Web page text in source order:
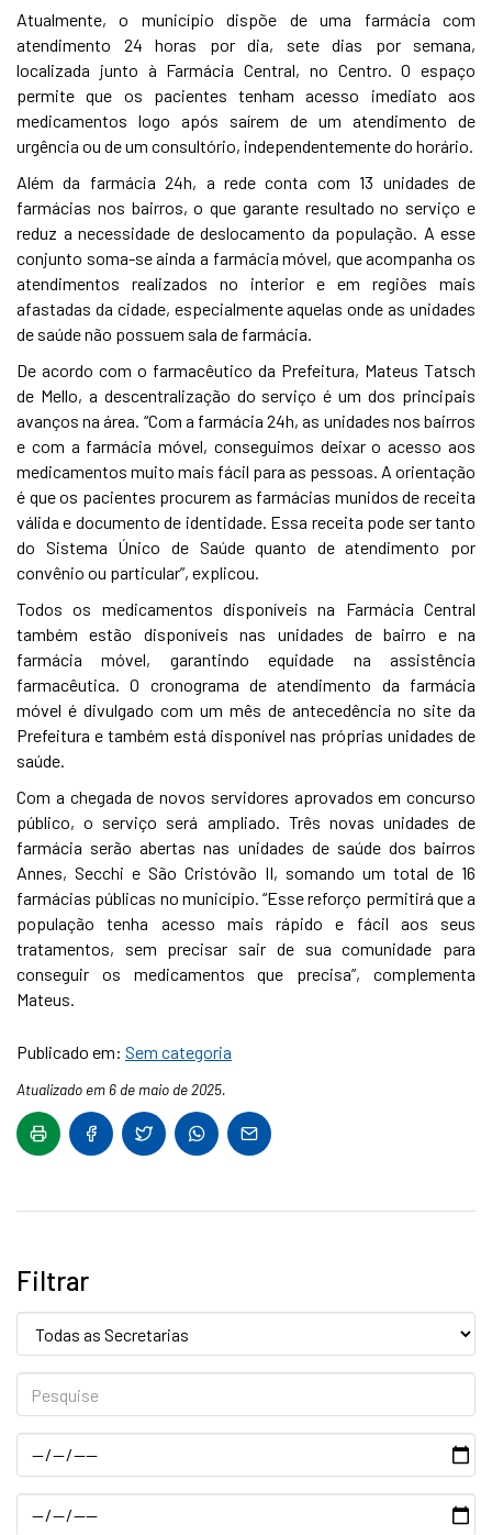
Atualmente, o município dispõe de uma farmácia com
atendimento 24 horas por dia, sete dias por semana,
localizada junto à Farmácia Central, no Centro. O espaço
permite que os pacientes tenham acesso imediato aos
medicamentos logo após saírem de um atendimento de
urgência ou de um consultório, independentemente do horário.
Além da farmácia 24h, a rede conta com 13 unidades de
farmácias nos bairros, o que garante resultado no serviço e
reduz a necessidade de deslocamento da população. A esse
conjunto soma-se ainda a farmácia móvel, que acompanha os
atendimentos realizados no interior e em regiões mais
afastadas da cidade, especialmente aquelas onde as unidades
de saúde não possuem sala de farmácia.
De acordo com o farmacêutico da Prefeitura, Mateus Tatsch
de Mello, a descentralização do serviço é um dos principais
avanços na área. “Com a farmácia 24h, as unidades nos bairros
e com a farmácia móvel, conseguimos deixar o acesso aos
medicamentos muito mais fácil para as pessoas. A orientação
é que os pacientes procurem as farmácias munidos de receita
válida e documento de identidade. Essa receita pode ser tanto
do Sistema Único de Saúde quanto de atendimento por
convênio ou particular”, explicou.
Todos os medicamentos disponíveis na Farmácia Central
também estão disponíveis nas unidades de bairro e na
farmácia móvel, garantindo equidade na assistência
farmacêutica. O cronograma de atendimento da farmácia
móvel é divulgado com um mês de antecedência no site da
Prefeitura e também está disponível nas próprias unidades de
saúde.
Com a chegada de novos servidores aprovados em concurso
público, o serviço será ampliado. Três novas unidades de
farmácia serão abertas nas unidades de saúde dos bairros
Annes, Secchi e São Cristóvão II, somando um total de 16
farmácias públicas no município. “Esse reforço permitirá que a
população tenha acesso mais rápido e fácil aos seus
tratamentos, sem precisar sair de sua comunidade para
conseguir os medicamentos que precisa”, complementa
Mateus.
Publicado em: Sem categoria
Atualizado em 6 de maio de 2025.
Filtrar
Data
Data